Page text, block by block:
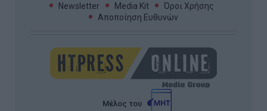
Newsletter
Media Kit
Όροι Χρήσης
Αποποίηση Ευθυνών
Μέλος του